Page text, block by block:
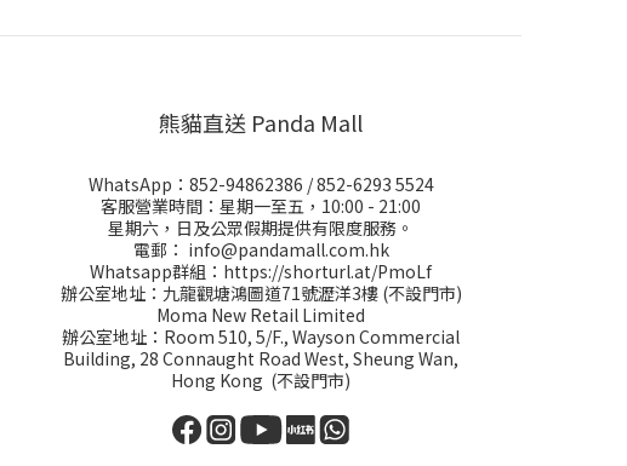
熊貓直送 Panda Mall
WhatsApp： 852-94862386 /852-6293 5524
客服營業時間：星期一至五，10:00 - 21:00
星期六，日及公眾假期提供有限度服務。
電郵： info@pandamall.com.hk
Whatsapp群組： https://shorturl.at/PmoLf
辦公室地址：九龍觀塘鴻圖道71號瀝洋3樓 (不設門市)
Moma New Retail Limited
辦公室地址：Room 510, 5/F., Wayson Commercial
Building, 28 Connaught Road West, Sheung Wan,
Hong Kong (不設門市)